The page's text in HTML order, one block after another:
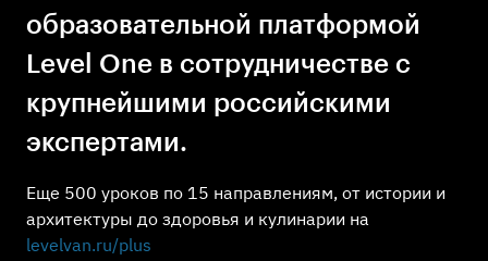
образовательной платформой
Level One в сотрудничестве с
крупнейшими российскими
экспертами.
Еще 500 уроков по 15 направлениям, от истории и
архитектуры до здоровья и кулинарии на
levelvan.ru/plus